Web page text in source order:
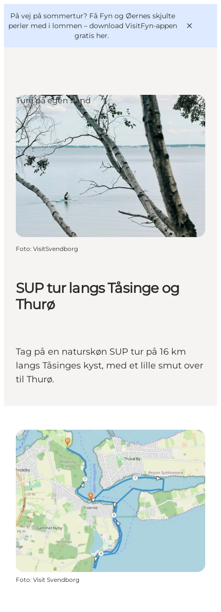
På vej på sommertur? Få Fyn og Øernes skjulte
perler med i lommen – download VisitFyn-appen
gratis her.
Oplevelser
Outdoor
Mad og drikke
Overnatning
Book lokale oplevelser
VisitFyn
Deutsch
SUP tur langs Tåsinge og
Thurø
Tag på en naturskøn SUP tur på 16 km
langs Tåsinges kyst, med et lille smut over
til Thurø.
Ture på egen hånd
Foto: VisitSvendborg
Foto: Visit Svendborg